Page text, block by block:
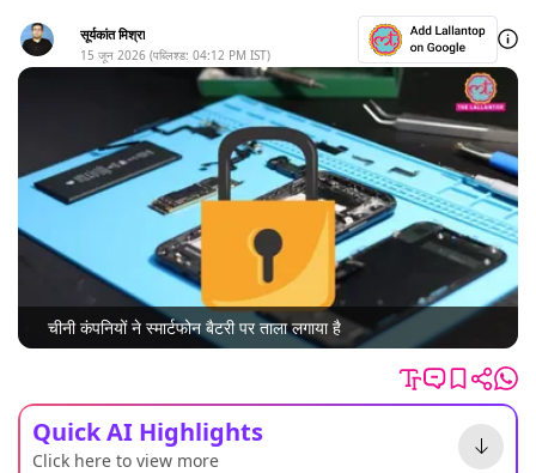
सूर्यकांत मिश्रा
15 जून 2026 (पब्लिश्ड: 04:12 PM IST)
चीनी कंपनियों ने स्मार्टफोन बैटरी पर ताला लगाया है
Quick AI Highlights
Click here to view more